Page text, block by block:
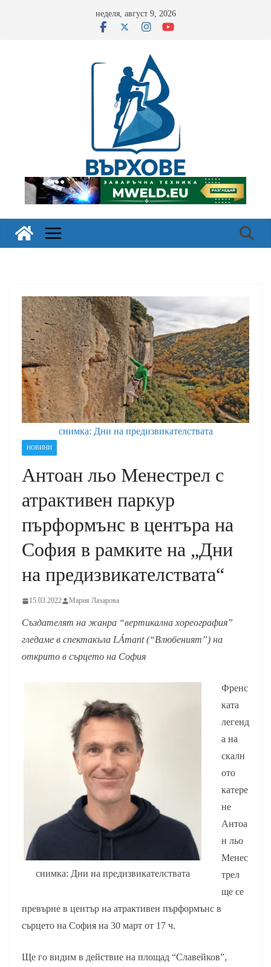
неделя, август 9, 2026
снимка: Дни на предизвикателствата
НОВИНИ
Антоан льо Менестрел с
атрактивен паркур
пърформънс в центъра на
София в рамките на „Дни
на предизвикателствата“
15.03.2022 Мария Лазарова
Създателят на жанра “вертикална хореография”
гледаме в спектакъла LÁmant (“Влюбеният”) на
открито в сърцето на София
снимка: Дни на предизвикателствата
Френс
ката
легенд
а на
скалн
ото
катере
не
Антоа
н льо
Менес
трел
ще се
превърне в център на атрактивен пърформънс в
сърцето на София на 30 март от 17 ч.
Ще го видим в действие на площад “Славейков”,